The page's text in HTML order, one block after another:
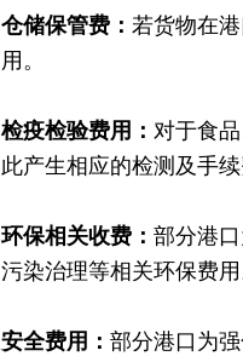
仓储保管费：若货物在
用。
检疫检验费用：对于食
此产生相应的检测及手续
环保相关收费：部分港
污染治理等相关环保费用
安全费用：部分港口为